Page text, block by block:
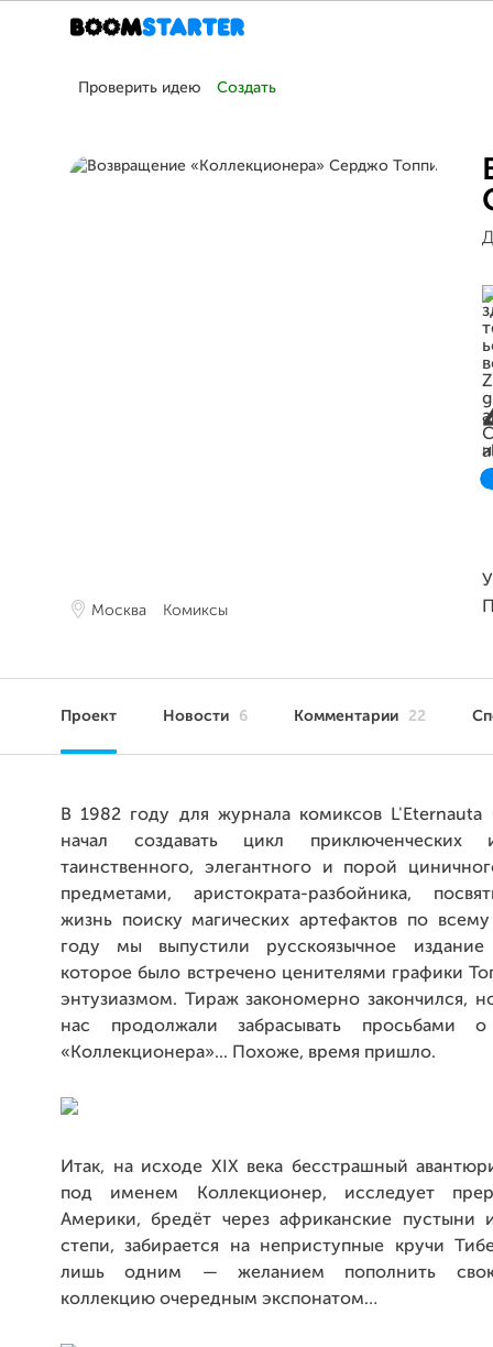
Проверить идею Создать
Москва Комиксы
Проект Новости 6 Комментарии 22
В 1982 году для журнала комиксов
начал создавать цикл приключенческих
таинственного, элегантного и порой
предметами, аристократа-разбойника,
жизнь поиску магических артефактов по
году мы выпустили русскоязычное издание
которое было встречено ценителями графики
энтузиазмом. Тираж закономерно закончился,
нас продолжали забрасывать просьбами о
«Коллекционера»... Похоже, время пришло.
Итак, на исходе XIX века бесстрашный
под именем Коллекционер, исследует
Америки, бредёт через африканские пустыни
степи, забирается на неприступные кручи
лишь одним — желанием пополнить свою
коллекцию очередным экспонатом…